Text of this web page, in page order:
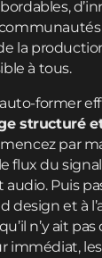
la
à tous.
former
structuré
par
flux du
audio. Puis
design et à
n’y ait
immédiat,